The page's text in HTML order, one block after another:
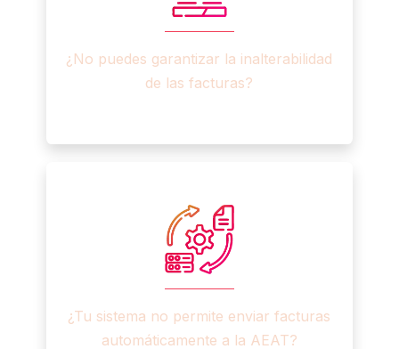
¿No puedes garantizar la inalterabilidad
de las facturas?​
¿Tu sistema no permite enviar facturas
automáticamente a la AEAT?​